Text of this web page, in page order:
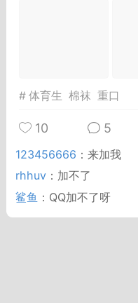
小姐姐
# 体育生 棉袜 重口
10 5
123456666 ：来加我
rhhuv ： 加不了
鲨鱼 ： QQ加不了呀